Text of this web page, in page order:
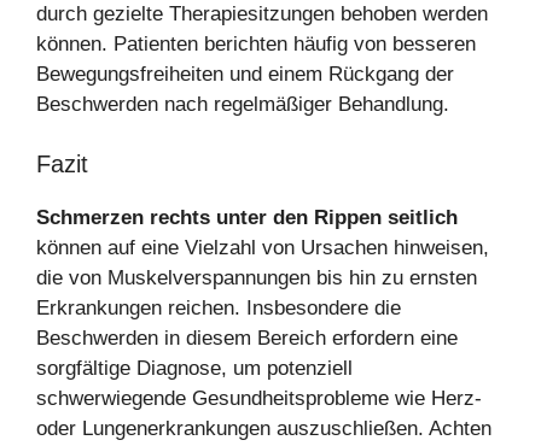
durch gezielte Therapiesitzungen behoben werden
können. Patienten berichten häufig von besseren
Bewegungsfreiheiten und einem Rückgang der
Beschwerden nach regelmäßiger Behandlung.
Fazit
Schmerzen rechts unter den Rippen seitlich
können auf eine Vielzahl von Ursachen hinweisen,
die von Muskelverspannungen bis hin zu ernsten
Erkrankungen reichen. Insbesondere die
Beschwerden in diesem Bereich erfordern eine
sorgfältige Diagnose, um potenziell
schwerwiegende Gesundheitsprobleme wie Herz-
oder Lungenerkrankungen auszuschließen. Achten